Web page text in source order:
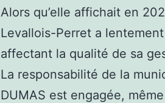
Alors qu’elle affichait en
Levallois-Perret a
affectant la qualité de sa
La responsabilité de la
DUMAS est engagée,